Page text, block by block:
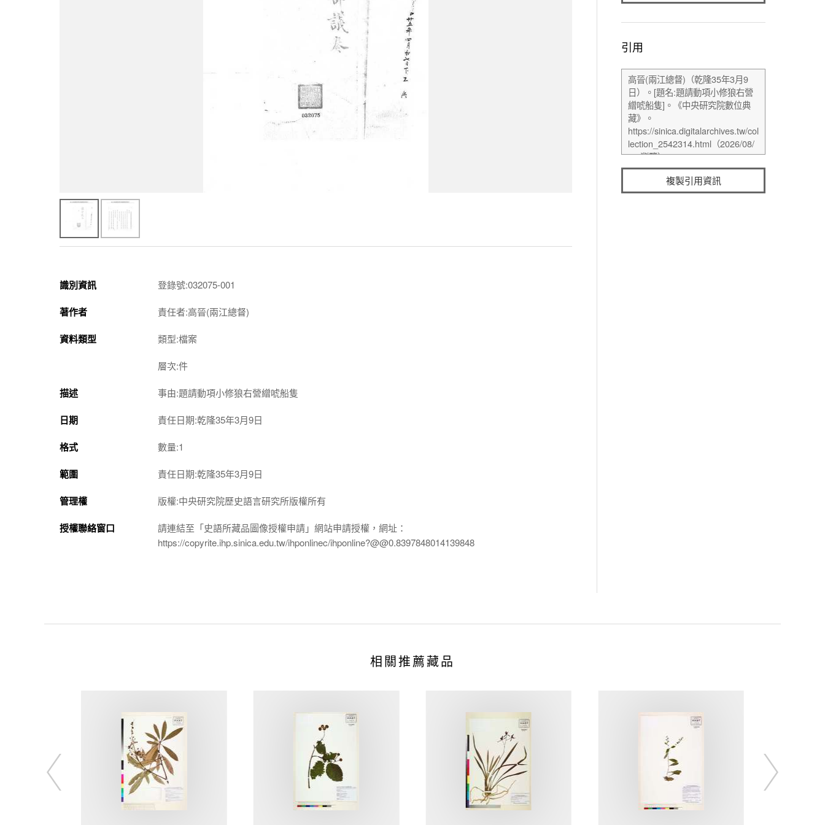
識別資訊 登錄號:032075-001
著作者 責任者:高晉(兩江總督)
資料類型 類型:檔案
層次:件
描述 事由:題請動項小修狼右營繒唬船隻
日期 責任日期:乾隆35年3月9日
格式 數量:1
範圍 責任日期:乾隆35年3月9日
管理權 版權:中央研究院歷史語言研究所版權所有
授權聯絡窗口
請連結至「史語所藏品圖像授權申請」網站申請授權，網址：
https://copyrite.ihp.sinica.edu.tw/ihponlinec/ihponline?@@0.8397848014139848
引用
複製引用資訊
相關推薦藏品